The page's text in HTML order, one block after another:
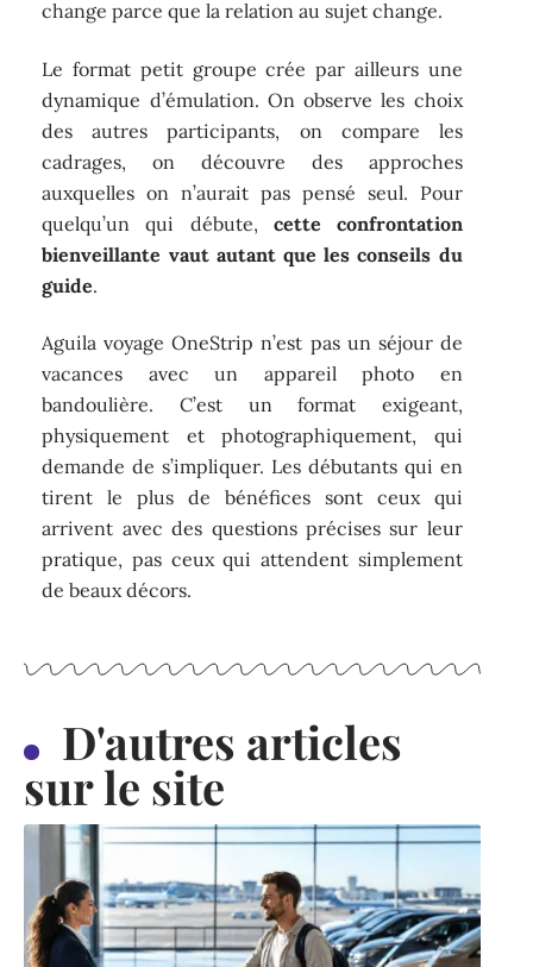
change parce que la relation au sujet change.
Le format petit groupe crée par ailleurs une
dynamique d’émulation. On observe les choix
des autres participants, on compare les
cadrages, on découvre des approches
auxquelles on n’aurait pas pensé seul. Pour
quelqu’un qui débute, cette confrontation
bienveillante vaut autant que les conseils du
guide.
Aguila voyage OneStrip n’est pas un séjour de
vacances avec un appareil photo en
bandoulière. C’est un format exigeant,
physiquement et photographiquement, qui
demande de s’impliquer. Les débutants qui en
tirent le plus de bénéfices sont ceux qui
arrivent avec des questions précises sur leur
pratique, pas ceux qui attendent simplement
de beaux décors.
D'autres articles
sur le site